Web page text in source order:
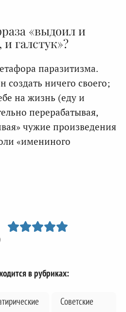
«выдоил и
галстук»?
паразитизма.
создать ничего своего;
на жизнь (еду и
перерабатывая,
чужие произведения
«имениного
в рубриках:
Советские